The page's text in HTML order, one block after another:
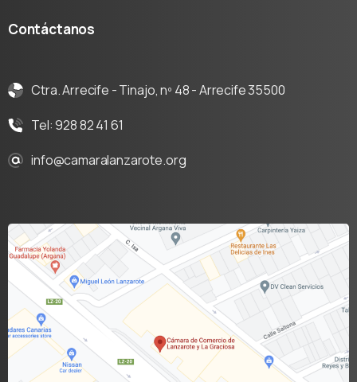
Contáctanos
Ctra. Arrecife - Tinajo, nº 48 - Arrecife 35500
Tel: 928 82 41 61
info@camaralanzarote.org